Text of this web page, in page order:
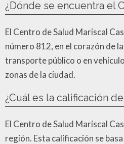
¿Dónde se encuentra el
El Centro de Salud Mariscal
número 812, en el corazón de
transporte público o en
zonas de la ciudad.
¿Cuál es la calificación
El Centro de Salud Mariscal
región. Esta calificación se